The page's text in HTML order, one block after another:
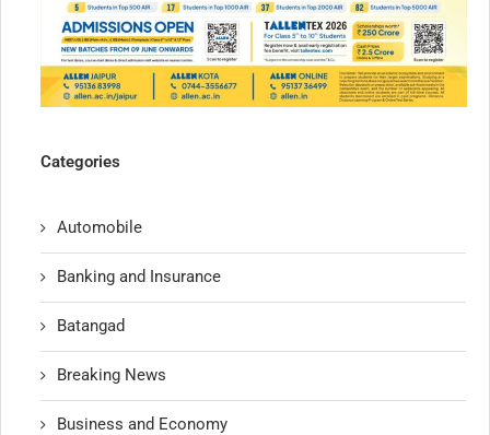
Categories
Automobile
Banking and Insurance
Batangad
Breaking News
Business and Economy